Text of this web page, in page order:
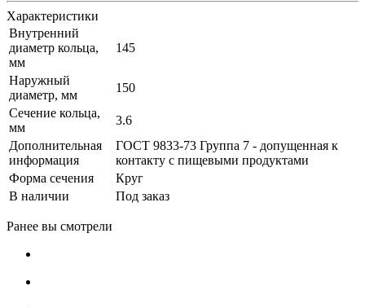
Характеристики
Внутренний
диаметр кольца,
мм
145
Наружный
диаметр, мм
150
Сечение кольца,
мм
3.6
Дополнительная
информация
ГОСТ 9833-73 Группа 7 - допущенная к
контакту с пищевыми продуктами
Форма сечения
Круг
В наличии
Под заказ
Ранее вы смотрели